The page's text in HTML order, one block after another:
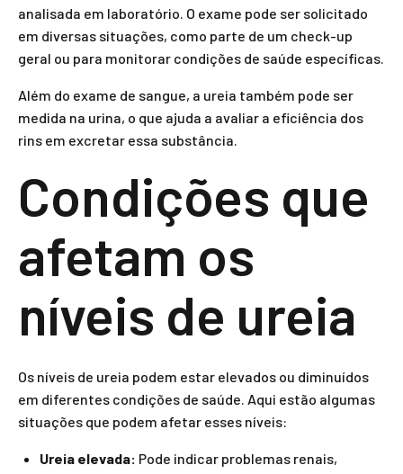
analisada em laboratório. O exame pode ser solicitado
em diversas situações, como parte de um check-up
geral ou para monitorar condições de saúde específicas.
Além do exame de sangue, a ureia também pode ser
medida na urina, o que ajuda a avaliar a eficiência dos
rins em excretar essa substância.
Condições que
afetam os
níveis de ureia
Os níveis de ureia podem estar elevados ou diminuídos
em diferentes condições de saúde. Aqui estão algumas
situações que podem afetar esses níveis:
Ureia elevada: Pode indicar problemas renais,